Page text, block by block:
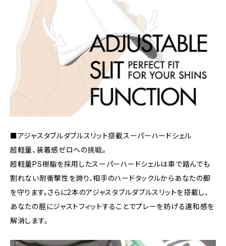
■アジャスタブルダブルスリット搭載スーパーハードシェル
超軽量、装着感ゼロへの挑戦。
超軽量PS樹脂を採用したスーパーハードシェルは車で踏んでも
割れない耐衝撃性を誇り、相手のハードタックルからあなたの脚
を守ります。さらに2本のアジャスタブルダブルスリットを搭載し、
あなたの脛にジャストフィットすることでプレーを妨げる違和感を
解消します。